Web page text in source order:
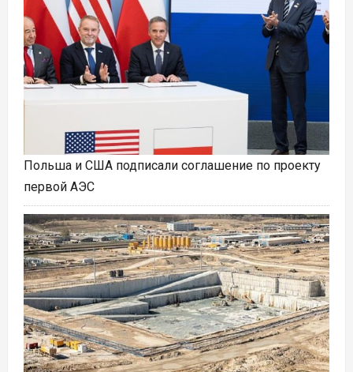
Польша и США подписали соглашение по проекту
первой АЭС